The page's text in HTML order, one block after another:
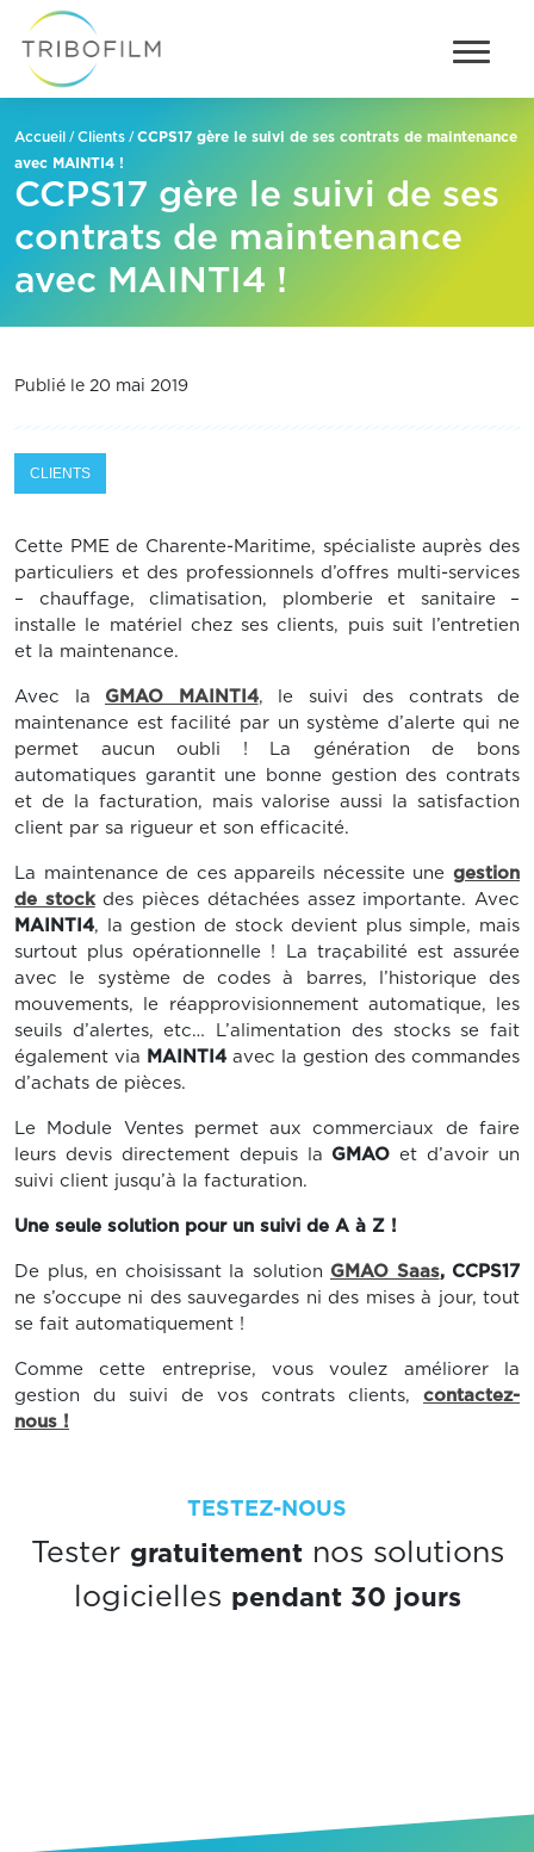
Accueil /Clients /CCPS17 gère le suivi de ses contrats de maintenance
avec MAINTI4 !
CCPS17 gère le suivi de ses
contrats de maintenance
avec MAINTI4 !
Publié le 20 mai 2019
CLIENTS
Cette PME de Charente-Maritime, spécialiste auprès des
particuliers et des professionnels d’offres multi-services
– chauffage, climatisation, plomberie et sanitaire –
installe le matériel chez ses clients, puis suit l’entretien
et la maintenance.
Avec la GMAO MAINTI4, le suivi des contrats de
maintenance est facilité par un système d’alerte qui ne
permet aucun oubli ! La génération de bons
automatiques garantit une bonne gestion des contrats
et de la facturation, mais valorise aussi la satisfaction
client par sa rigueur et son efficacité.
La maintenance de ces appareils nécessite une gestion
de stockdes pièces détachées assez importante. Avec
MAINTI4, la gestion de stock devient plus simple, mais
surtout plus opérationnelle ! La traçabilité est assurée
avec le système de codes à barres, l’historique des
mouvements, le réapprovisionnement automatique, les
seuils d’alertes, etc… L’alimentation des stocks se fait
également via MAINTI4 avec la gestion des commandes
d’achats de pièces.
Le Module Ventes permet aux commerciaux de faire
leurs devis directement depuis la GMAO et d’avoir un
suivi client jusqu’à la facturation.
Une seule solution pour un suivi de A à Z !
De plus, en choisissant la solution GMAO Saas, CCPS17
ne s’occupe ni des sauvegardes ni des mises à jour, tout
se fait automatiquement !
Comme cette entreprise, vous voulez améliorer la
gestion du suivi de vos contrats clients, contactez-
nous !
TESTEZ-NOUS
Tester gratuitementnos solutions
logicielles pendant 30 jours